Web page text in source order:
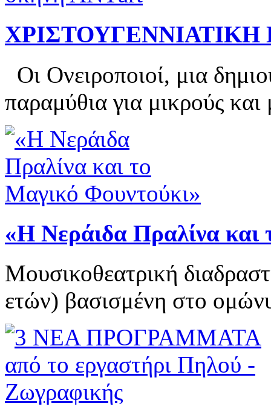
ΧΡΙΣΤΟΥΓΕΝΝΙΑΤΙΚΗ
Οι Ονειροποιοί, μια
παραμύθια για μικρούς
«Η Νεράιδα Πραλίνα
Μουσικοθεατρική
ετών) βασισμένη στο